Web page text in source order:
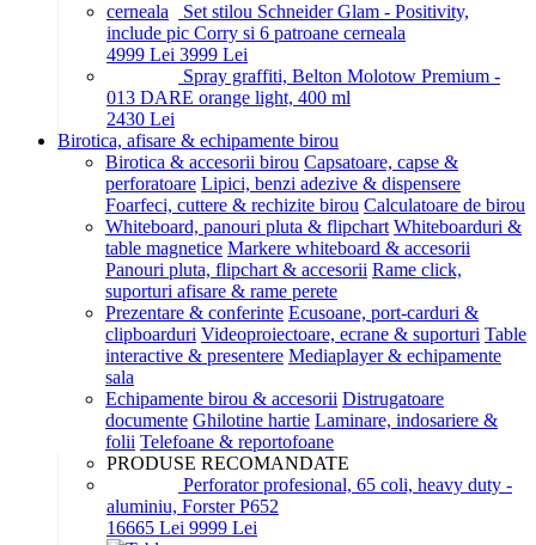
Set stilou Schneider Glam - Positivity,
include pic Corry si 6 patroane cerneala
4999 Lei 3999 Lei
Spray graffiti, Belton Molotow Premium -
013 DARE orange light, 400 ml
2430 Lei
Birotica, afisare & echipamente birou
Birotica & accesorii birou Capsatoare, capse &
perforatoare Lipici, benzi adezive & dispensere
Foarfeci, cuttere & rechizite birou Calculatoare de birou
Whiteboard, panouri pluta & flipchart Whiteboarduri &
table magnetice Markere whiteboard & accesorii
Panouri pluta, flipchart & accesorii Rame click,
suporturi afisare & rame perete
Prezentare & conferinte Ecusoane, port-carduri &
clipboarduri Videoproiectoare, ecrane & suporturi Table
interactive & presentere Mediaplayer & echipamente
sala
Echipamente birou & accesorii Distrugatoare
documente Ghilotine hartie Laminare, indosariere &
folii Telefoane & reportofoane
PRODUSE RECOMANDATE
Perforator profesional, 65 coli, heavy duty -
aluminiu, Forster P652
16665 Lei 9999 Lei